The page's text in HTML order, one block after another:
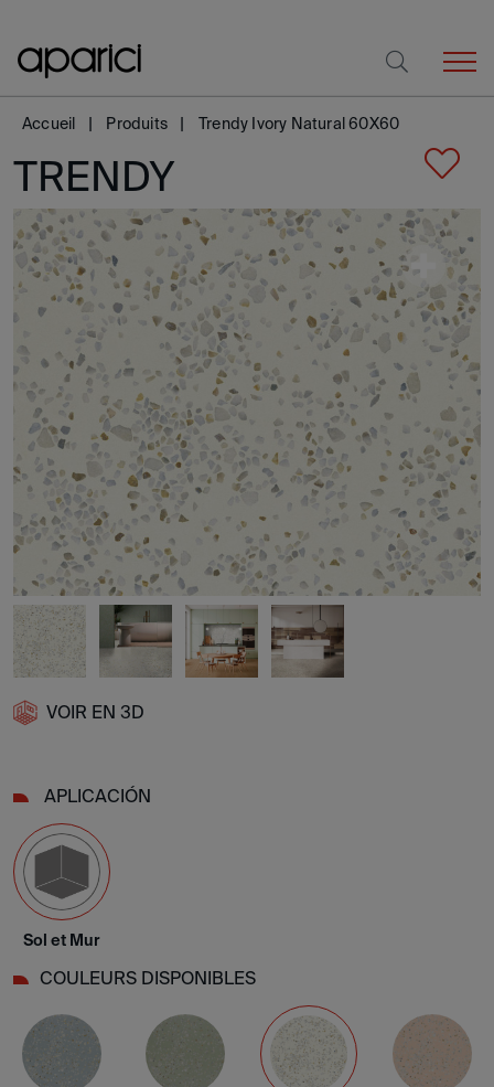
Accueil Produits Trendy Ivory Natural 60X60
TRENDY
VOIR EN 3D
APLICACIÓN
Sol et Mur
COULEURS DISPONIBLES